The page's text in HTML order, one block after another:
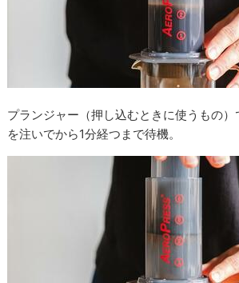
プランジャー（押し込むときに使うもの
を注いでから1分経つまで待機。